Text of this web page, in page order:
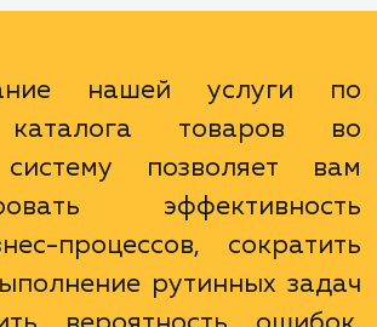
актуальность и
какая информация о
и когда, что дает вам